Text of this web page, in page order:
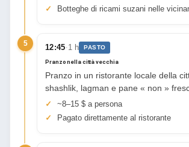
Botteghe di ricami suzani nelle
5 12:45· 1 h PASTO
Pranzo nella città vecchia
Pranzo in un ristorante locale della
shashlik, lagman e pane « non »
~8–15 $ a persona
Pagato direttamente al ristorante